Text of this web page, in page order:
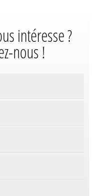
intéresse ?
nous !